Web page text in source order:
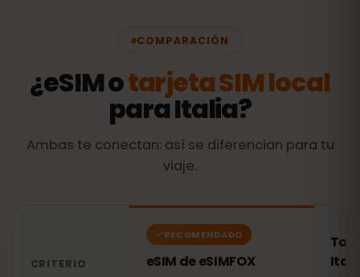
COMPARACIÓN
¿eSIM otarjeta SIM local
para Italia?
Ambas te conectan: así se diferencian para tu
viaje.
CRITERIO
RECOMENDADO
eSIM de eSIMFOX